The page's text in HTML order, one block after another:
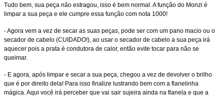
Tudo bem, sua peça não estragou, isso é bem normal. A função do Monzi é
limpar a sua peça e ele cumpre essa função com nota 1000!
- Agora vem a vez de secar as suas peças, pode ser com um pano macio ou o
secador de cabelo (CUIDADO!), ao usar o secador de cabelo a sua peça irá
aquecer pois a prata é condutora de calor, então evite tocar para não se
queimar.
- E agora, após limpar e secar a sua peça, chegou a vez de devolver o brilho
que é por direito dela! Para isso finalize lustrando bem com a flanelinha
mágica. Aqui você irá perceber que vai sair sujeira ainda na flanela e que a